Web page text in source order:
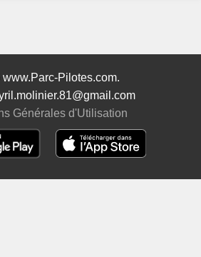
Pilotes.com.
Générales d'Utilisation